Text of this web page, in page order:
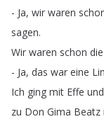
- Ja, wir waren
sagen.
Wir waren schon die
- Ja, das war eine
Ich ging mit Effe und
zu Don Gima Beatz